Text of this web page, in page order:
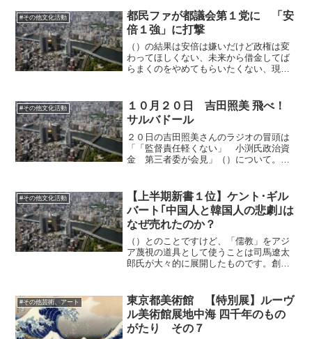
#その他文化活動
都民ファが都議会第１党に 「安
倍１強」に打撃
（）の結果は安倍は嫌いだけど政権は変
わってほしくない、未来から借金してば
らまくのをやめてもらいたくない、現代
は維新の東京版で、東西で引き写しにな
りましたね。
#その他文化活動
１０月２０日 吉田照美 飛べ！
サルバドール
２０日の吉田照美さんのラジオの冒頭は
「「監督責任軽くない」 小渕氏政治資
金 第三者委が会見」（）について。ド
う。パックンのオピニオンは日本の教育
について。生徒が掃除をす...
#その他文化活動
【上半期新書１位】ケント･ギル
バート｢中国人と韓国人の悲劇｣は
なぜ売れたのか？
（）とのことですけど、「儒教」をアジ
ア蔑視の道具として使うことは司馬遼太
郎氏が大々的に展開したものです。創始
トと同じです。司馬遼太郎を高く評価す
る人たちはその事実と真摯に...
#その他芸術、アート
東京都美術館 【特別展】ルーヴ
ル美術館展地中海 四千年のもの
がたり その７